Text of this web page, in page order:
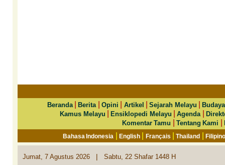
Beranda|Berita Opini Artikel |Sejarah Melayu |
Kamus Melayu
|Ensiklopedi Melayu |Agenda |
Komentar Tamu
|Tentang Kami |
Bahasa Indonesia |English Français |Thailand |
Jumat, 7 Agustus 2026 | Sabtu, 22 Shafar 1448 H